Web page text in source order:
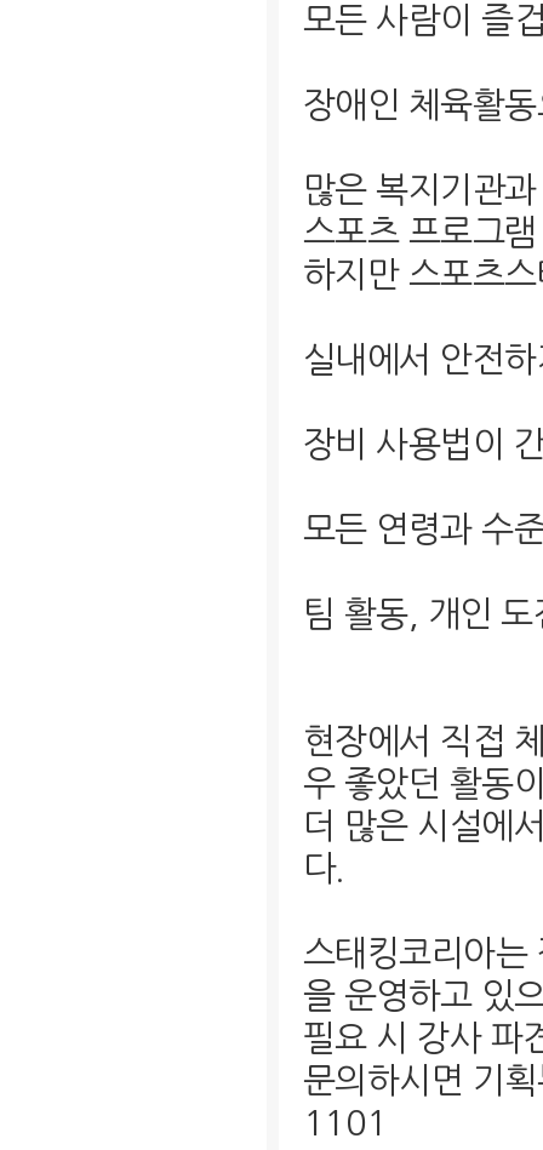
모든 사람이 즐
장애인 체육활
많은 복지기관
스포츠 프로그
하지만 스포츠
실내에서 안전
장비 사용법이
모든 연령과 수
팀 활동, 개인
현장에서 직접
우 좋았던 활동
더 많은 시설에
다.
스태킹코리아는
을 운영하고 있
필요 시 강사 파
문의하시면 기
1101